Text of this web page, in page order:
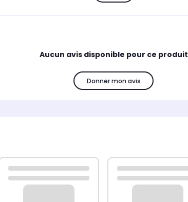
Aucun avis disponible pour ce produit
Donner mon avis